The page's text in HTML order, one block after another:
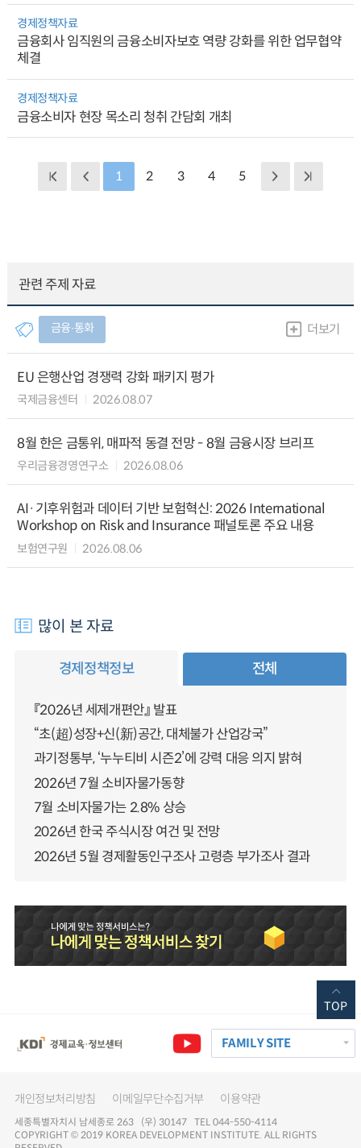
경제정책자료
금융회사 임직원의 금융소비자보호 역량 강화를 위한 업무협약
체결
경제정책자료
금융소비자 현장 목소리 청취 간담회 개최
1 2 3 4 5
관련 주제 자료
금융∙통화 더보기
EU 은행산업 경쟁력 강화 패키지 평가
국제금융센터 2026.08.07
8월 한은 금통위, 매파적 동결 전망 - 8월 금융시장 브리프
우리금융경영연구소 2026.08.06
AI·기후위험과 데이터 기반 보험혁신: 2026 International
Workshop on Risk and Insurance 패널토론 주요 내용
보험연구원 2026.08.06
많이 본 자료
경제정책정보 전체
『2026년 세제개편안』 발표
“초(超)성장+신(新)공간, 대체불가 산업강국”
과기정통부, ‘누누티비 시즌2’에 강력 대응 의지 밝혀
2026년 7월 소비자물가동향
7월 소비자물가는 2.8% 상승
2026년 한국 주식시장 여건 및 전망
2026년 5월 경제활동인구조사 고령층 부가조사 결과
FAMILY SITE
개인정보처리방침 이메일무단수집거부 이용약관
세종특별자치시 남세종로 263 (우) 30147 TEL 044-550-4114
COPYRIGHT © 2019 KOREA DEVELOPMENT INSTITUTE. ALL RIGHTS
TOP